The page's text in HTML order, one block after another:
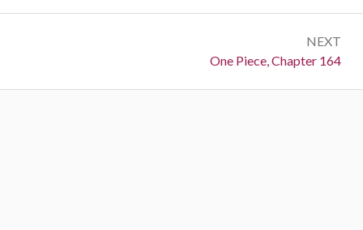
NEXT
Next:
One Piece, Chapter 164